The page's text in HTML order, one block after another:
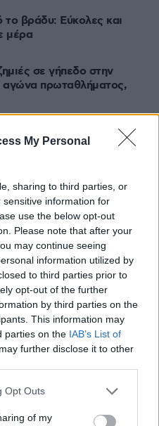
My Personal
sharing to third parties, or
information for
use the below opt-out
Please note that after your
may continue seeing
information utilized by
to third parties prior to
opt-out of the further
by third parties on the
This information may
parties on the IAB’s List of
further disclose it to other
uses one or more Google
behaviour. You may click to
Opt Outs
of my
το βράδυ: Εύκολες και
μέρα
σε γήπεδο στην
αγώνα πρωταθλήματος,
Γιατί δεν πρέπει να το
του 29χρονου πρώην
πρόγραμμα σύνταξης –
στο Βελιγράδι:
βάθος... Ρωσία
από τα καλύτερα
κατάστημα στο